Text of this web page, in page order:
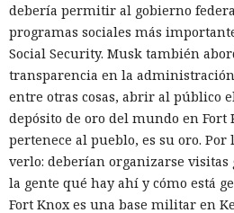
debería permitir al gobierno
programas sociales más
Social Security. Musk también
transparencia en la
entre otras cosas, abrir al público
depósito de oro del mundo en Fort
pertenece al pueblo, es su oro.
verlo: deberían organizarse visitas
la gente qué hay ahí y cómo está
Fort Knox es una base militar en